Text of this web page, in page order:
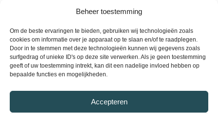
Beheer toestemming
Om de beste ervaringen te bieden, gebruiken wij technologieën zoals
cookies om informatie over je apparaat op te slaan en/of te raadplegen.
Door in te stemmen met deze technologieën kunnen wij gegevens zoals
surfgedrag of unieke ID's op deze site verwerken. Als je geen toestemming
geeft of uw toestemming intrekt, kan dit een nadelige invloed hebben op
bepaalde functies en mogelijkheden.
Accepteren
Contact
Plan een bezichtiging
Plan nu een bezichtiging en ontdek uw